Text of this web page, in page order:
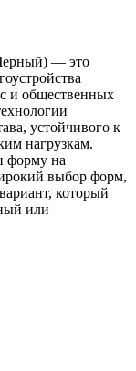
) — это
и общественных
устойчивого к
нагрузкам.
форму на
выбор форм,
который
или